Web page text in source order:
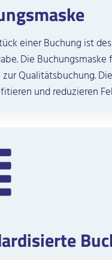
einer Buchung ist
Die Buchungsmaske
Qualitätsbuchung.
und reduzieren